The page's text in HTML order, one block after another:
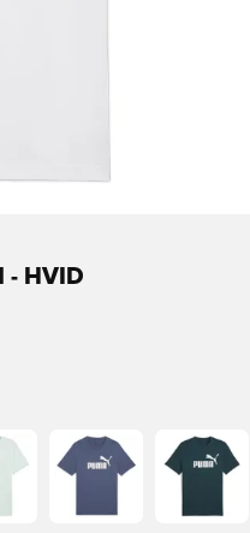
- HVID